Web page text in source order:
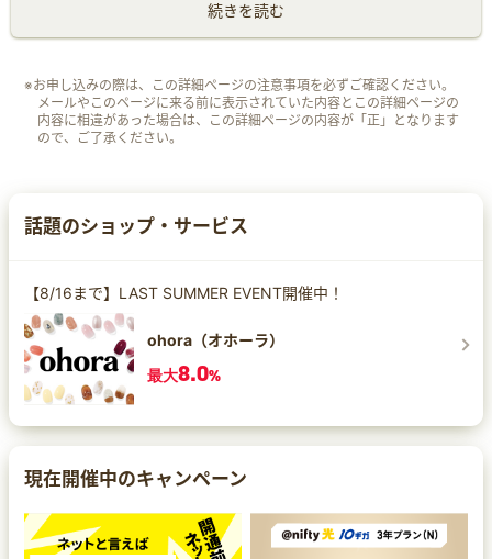
続きを読む
※お申し込みの際は、この詳細ページの注意事項を必ずご確認ください。
メールやこのページに来る前に表示されていた内容とこの詳細ページの
内容に相違があった場合は、この詳細ページの内容が「正」となります
ので、ご了承ください。
話題のショップ・サービス
【8/16まで】LAST SUMMER EVENT開催中！
ohora（オホーラ）
最大8.0%
現在開催中のキャンペーン